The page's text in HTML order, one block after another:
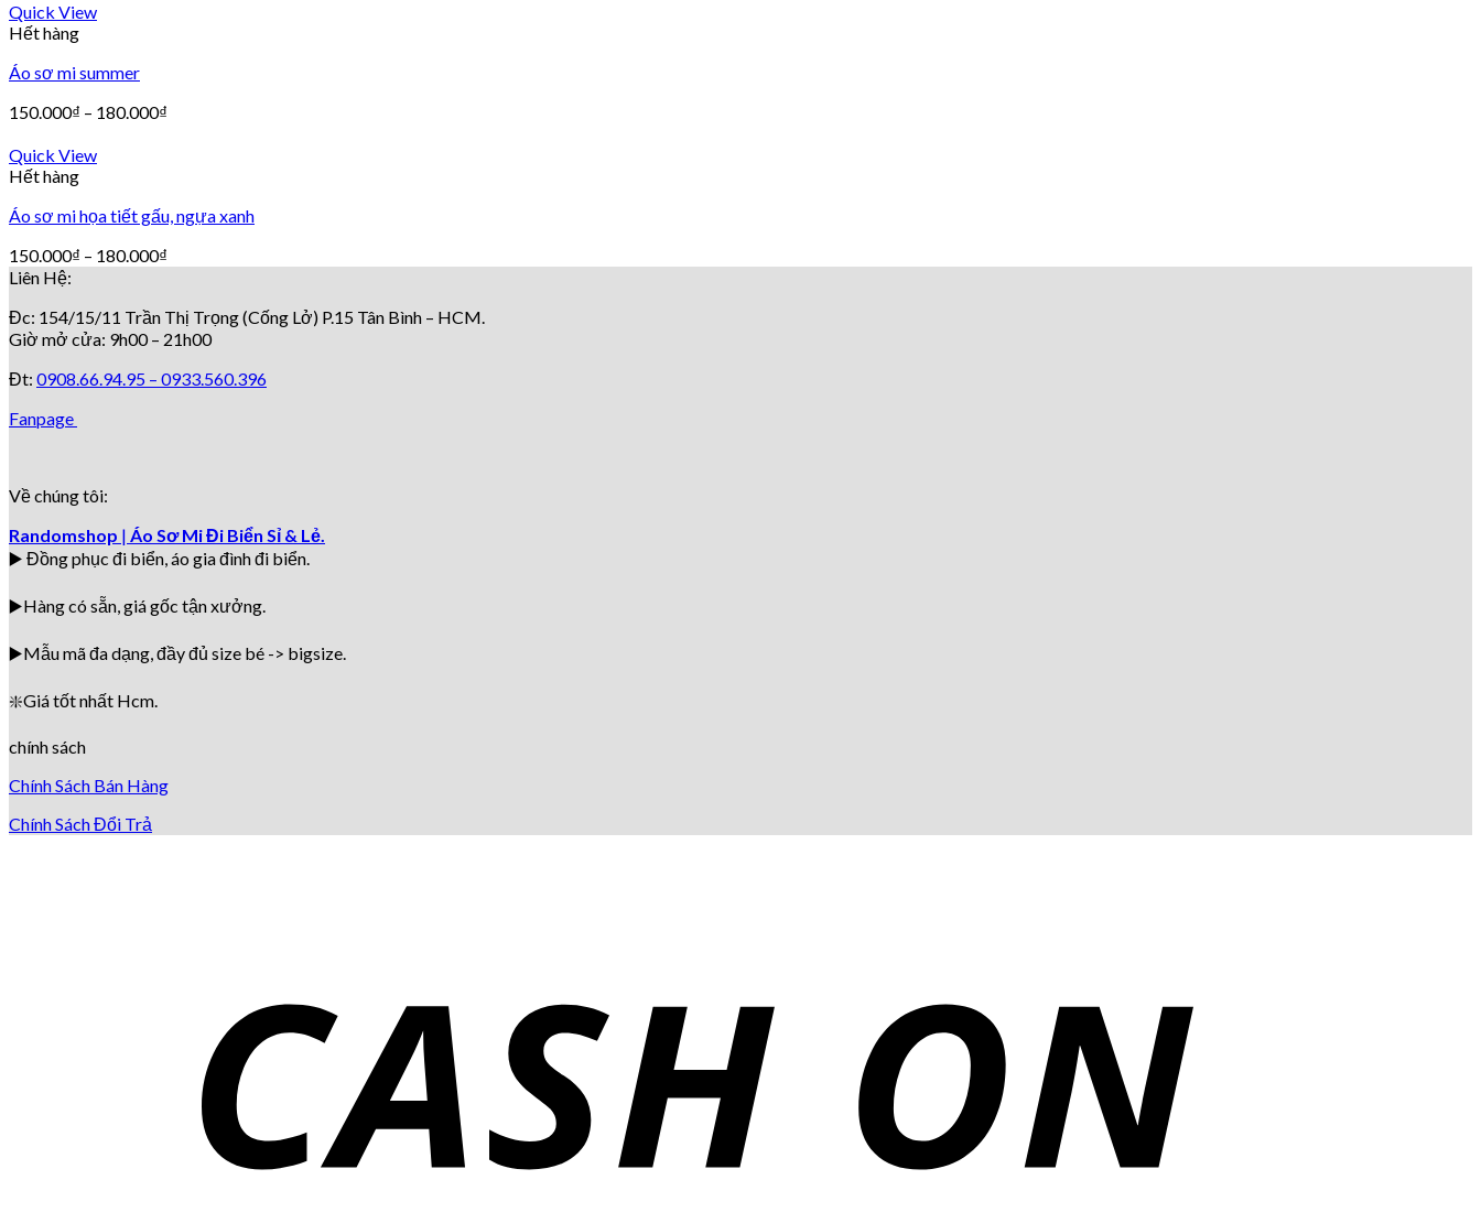
Quick View
Hết hàng
Áo sơ mi summer
150.000₫ – 180.000₫
Quick View
Hết hàng
Áo sơ mi họa tiết gấu, ngựa xanh
150.000₫ – 180.000₫
Liên Hệ:
Đc: 154/15/11 Trần Thị Trọng (Cống Lở) P.15 Tân Bình – HCM.
Giờ mở cửa: 9h00 – 21h00
Đt: 0908.66.94.95 – 0933.560.396
Fanpage
Về chúng tôi:
Randomshop | Áo Sơ Mi Đi Biển Sỉ & Lẻ.
▶️ Đồng phục đi biển, áo gia đình đi biển.
▶️Hàng có sẵn, giá gốc tận xưởng.
▶️Mẫu mã đa dạng, đầy đủ size bé -> bigsize.
❇️Giá tốt nhất Hcm.
chính sách
Chính Sách Bán Hàng
Chính Sách Đổi Trả